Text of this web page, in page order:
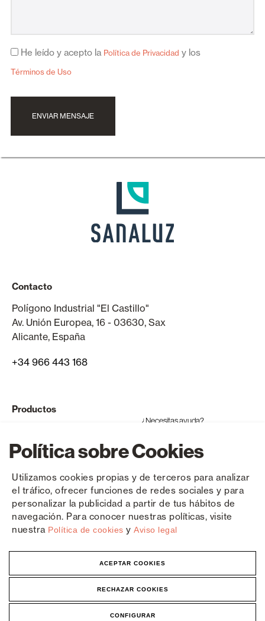
Política sobre Cookies
Utilizamos cookies propias y de terceros para analizar
el tráfico, ofrecer funciones de redes sociales y para
personalizar la publicidad a partir de tus hábitos de
navegación. Para conocer nuestras políticas, visite
nuestra Política de cookies y Aviso legal
ACEPTAR COOKIES
RECHAZAR COOKIES
CONFIGURAR
He leído y acepto la Política de Privacidad y los
Términos de Uso
ENVIAR MENSAJE
Contacto
Polígono Industrial "El Castillo"
Av. Unión Europea, 16 - 03630, Sax
Alicante, España
+34 966 443 168
Productos
Ventanas y puertas de PVC
Productos compatibles
Componentes
¿Necesitas ayuda?